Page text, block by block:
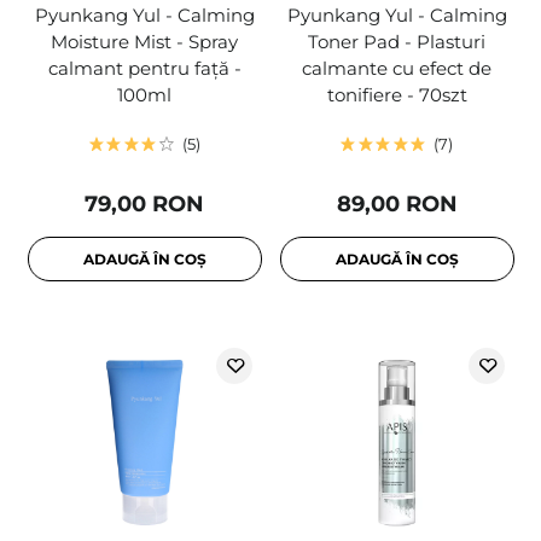
Pyunkang Yul - Calming
Moisture Mist - Spray
calmant pentru față -
100ml
5
79,00 RON
ADAUGĂ ÎN COȘ
Pyunkang Yul - Calming
Toner Pad - Plasturi
calmante cu efect de
tonifiere - 70szt
7
89,00 RON
ADAUGĂ ÎN COȘ